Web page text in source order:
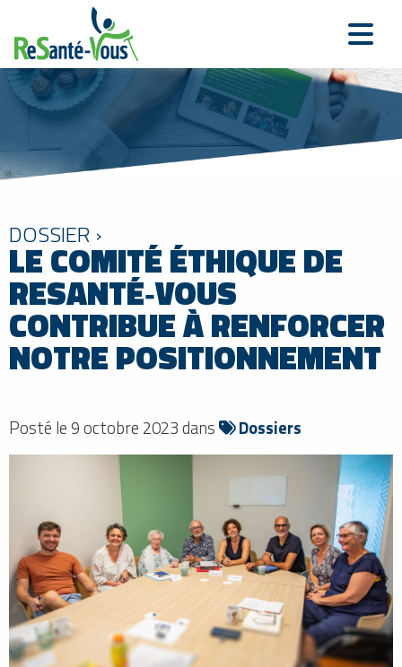
DOSSIER ›
LE COMITÉ ÉTHIQUE DE
RESANTÉ‑VOUS
CONTRIBUE À RENFORCER
NOTRE POSITIONNEMENT
Posté le 9 octobre 2023 dans Dossiers